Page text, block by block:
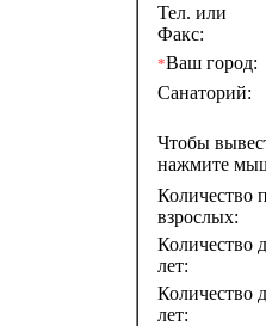
Тел. или
Факс:
*Ваш город:
Санаторий:
Чтобы
нажмите
Количество
взрослых:
Количество
лет:
Количество
лет: